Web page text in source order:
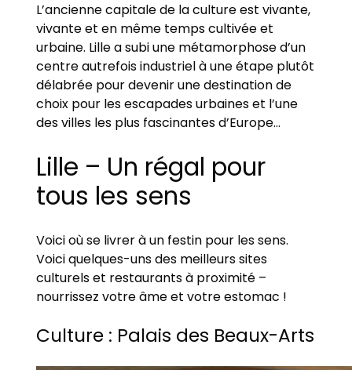
L’ancienne capitale de la culture est vivante,
vivante et en même temps cultivée et
urbaine. Lille a subi une métamorphose d’un
centre autrefois industriel à une étape plutôt
délabrée pour devenir une destination de
choix pour les escapades urbaines et l’une
des villes les plus fascinantes d’Europe…
Lille – Un régal pour
tous les sens
Voici où se livrer à un festin pour les sens.
Voici quelques-uns des meilleurs sites
culturels et restaurants à proximité –
nourrissez votre âme et votre estomac !
Culture : Palais des Beaux-Arts